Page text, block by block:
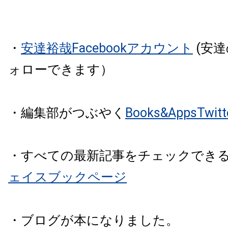
・ 安達裕哉Facebookアカウント (安
ォローできます）
・編集部がつぶやく
・すべての最新記事をチェックでき
ェイスブックページ
・ブログが本になりました。